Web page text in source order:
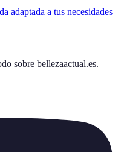
adaptada a tus necesidades
sobre bellezaactual.es.